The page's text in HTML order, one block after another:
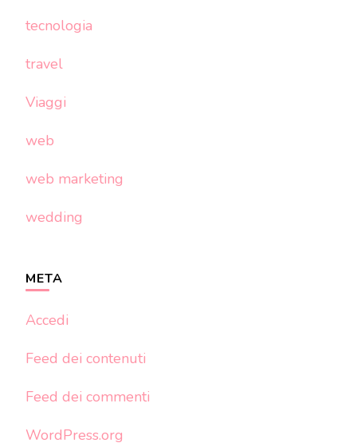
tecnologia
travel
Viaggi
web
web marketing
wedding
META
Accedi
Feed dei contenuti
Feed dei commenti
WordPress.org